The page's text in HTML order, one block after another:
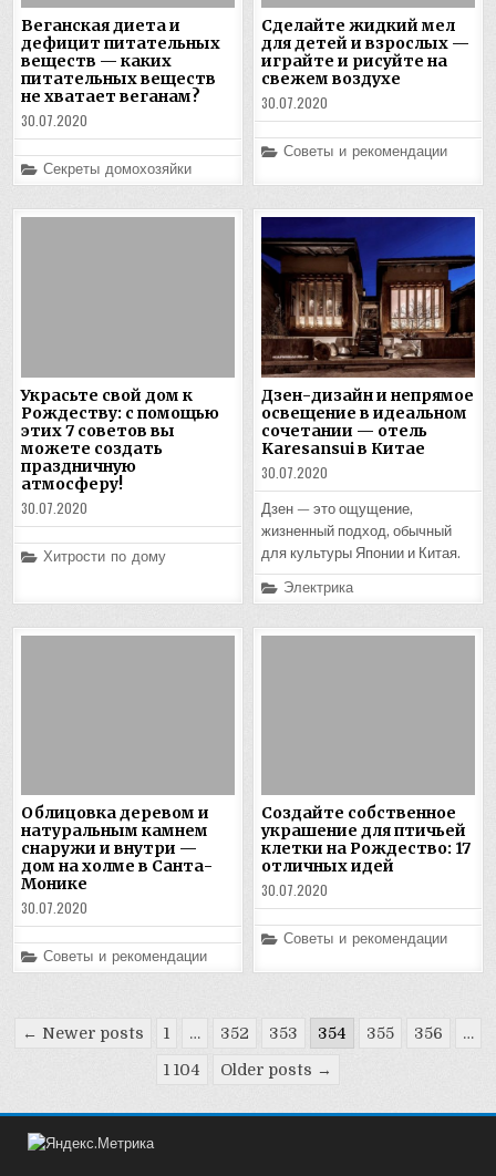
Веганская диета и
дефицит питательных
веществ — каких
питательных веществ
не хватает веганам?
30.07.2020
Posted
in
Секреты домохозяйки
Сделайте жидкий мел
для детей и взрослых —
играйте и рисуйте на
свежем воздухе
30.07.2020
Posted
Советы и рекомендации
Украсьте свой дом к
Рождеству: с помощью
этих 7 советов вы
можете создать
праздничную
атмосферу!
30.07.2020
Posted
Хитрости по дому
Дзен-дизайн и непрямое
освещение в идеальном
сочетании — отель
Karesansui в Китае
30.07.2020
Дзен — это ощущение,
жизненный подход, обычный
для культуры Японии и Китая.
Posted
in
Электрика
Облицовка деревом и
натуральным камнем
снаружи и внутри —
дом на холме в Санта-
Монике
30.07.2020
Posted
in
Советы и рекомендации
Создайте собственное
украшение для птичьей
клетки на Рождество: 17
отличных идей
30.07.2020
Posted
Советы и рекомендации
Пагинация
← Newer posts 1 … 352 353 354 355 356 …
1 104 Older posts →